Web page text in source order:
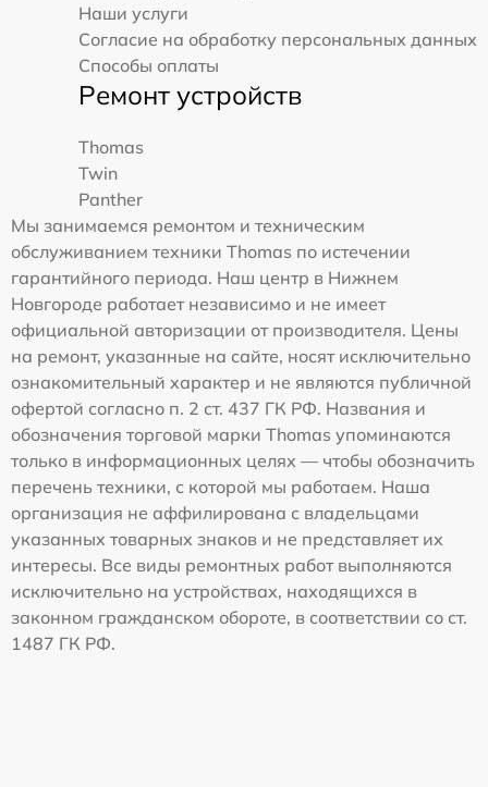
Наши услуги
Согласие на обработку персональных данных
Способы оплаты
Ремонт устройств
Thomas
Twin
Panther
Мы занимаемся ремонтом и техническим
обслуживанием техники Thomas по истечении
гарантийного периода. Наш центр в Нижнем
Новгороде работает независимо и не имеет
официальной авторизации от производителя. Цены
на ремонт, указанные на сайте, носят исключительно
ознакомительный характер и не являются публичной
офертой согласно п. 2 ст. 437 ГК РФ. Названия и
обозначения торговой марки Thomas упоминаются
только в информационных целях — чтобы обозначить
перечень техники, с которой мы работаем. Наша
организация не аффилирована с владельцами
указанных товарных знаков и не представляет их
интересы. Все виды ремонтных работ выполняются
исключительно на устройствах, находящихся в
законном гражданском обороте, в соответствии со ст.
1487 ГК РФ.